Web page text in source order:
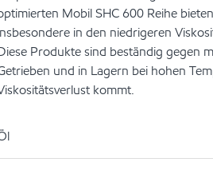
Mobil SHC 600 Reihe
in den niedrigeren
Produkte sind beständig gegen
und in Lagern bei hohen
kommt.